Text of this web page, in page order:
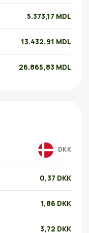
5.373,17 MDL
13.432,91 MDL
26.865,83 MDL
DKK
0,37 DKK
1,86 DKK
3,72 DKK